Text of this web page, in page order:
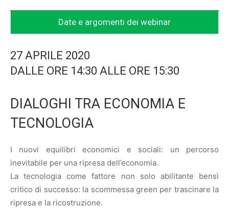
Date e argomenti dei webinar
27 APRILE 2020
DALLE ORE 14:30 ALLE ORE 15:30
DIALOGHI TRA ECONOMIA E
TECNOLOGIA
I nuovi equilibri economici e sociali: un percorso
inevitabile per una ripresa dell’economia.
La tecnologia come fattore non solo abilitante bensì
critico di successo: la scommessa green per trascinare la
ripresa e la ricostruzione.